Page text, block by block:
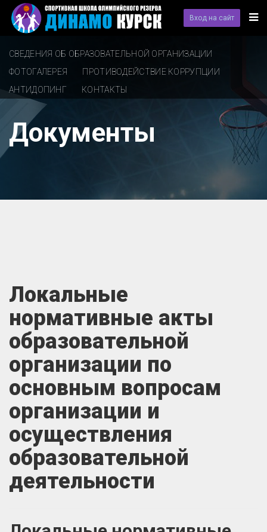
Вход на сайт
СВЕДЕНИЯ ОБ ОБРАЗОВАТЕЛЬНОЙ ОРГАНИЗАЦИИ
ФОТОГАЛЕРЕЯ
ПРОТИВОДЕЙСТВИЕ КОРРУПЦИИ
АНТИДОПИНГ
КОНТАКТЫ
Документы
Локальные
нормативные акты
образовательной
организации по
основным вопросам
организации и
осуществления
образовательной
деятельности